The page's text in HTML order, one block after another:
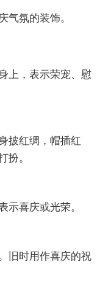
气氛的装饰。
上，表示荣宠、慰
披红绸，帽插红
扮。
示喜庆或光荣。
旧时用作喜庆的祝